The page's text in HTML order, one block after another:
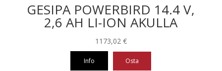
GESIPA POWERBIRD 14.4 V,
2,6 AH LI-ION AKULLA
1173,02 €
Info Osta